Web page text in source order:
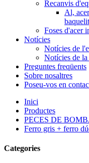
Recanvis
Al,
Foses d'acer
Notícies
Notícies de
Notícies de
Preguntes freqüents
Sobre nosaltres
Poseu-vos en
Inici
Productes
PECES DE
Ferro gris + ferro
Categories